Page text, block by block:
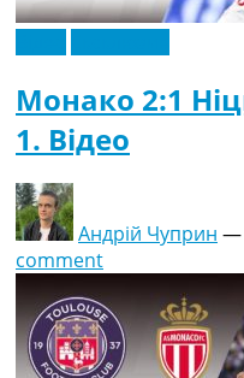
Монако 2:1
1. Відео
Андрій Чуприн —
comment